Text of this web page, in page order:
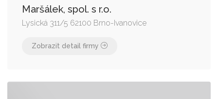
Maršálek, spol. s r.o.
Lysická 311/5 62100 Brno-Ivanovice
Zobrazit detail firmy